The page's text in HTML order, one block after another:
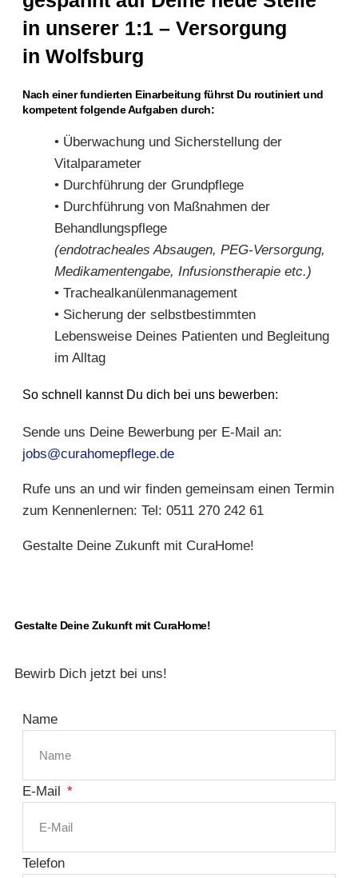
in unserer 1:1 – Versorgung
in Wolfsburg
Nach einer fundierten Einarbeitung führst Du routiniert und
kompetent folgende Aufgaben durch:
• Überwachung und Sicherstellung der
Vitalparameter
• Durchführung der Grundpflege
• Durchführung von Maßnahmen der
Behandlungspflege
(endotracheales Absaugen, PEG-Versorgung,
Medikamentengabe, Infusionstherapie etc.)
• Trachealkanülenmanagement
• Sicherung der selbstbestimmten
Lebensweise Deines Patienten und Begleitung
im Alltag
So schnell kannst Du dich bei uns bewerben:
Sende uns Deine Bewerbung per E-Mail an:
jobs@curahomepflege.de
Rufe uns an und wir finden gemeinsam einen Termin
zum Kennenlernen: Tel: 0511 270 242 61
Gestalte Deine Zukunft mit CuraHome!
Gestalte Deine Zukunft mit CuraHome!
Bewirb Dich jetzt bei uns!
Name
E-Mail
Telefon